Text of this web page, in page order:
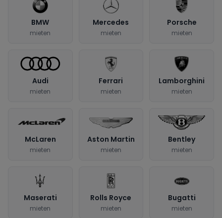
BMW
mieten
Mercedes
mieten
Porsche
mieten
Audi
mieten
Ferrari
mieten
Lamborghini
mieten
McLaren
mieten
Aston Martin
mieten
Bentley
mieten
Maserati
mieten
Rolls Royce
mieten
Bugatti
mieten